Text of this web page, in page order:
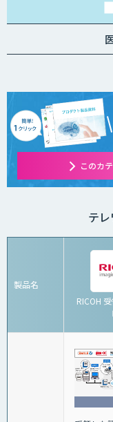
このカ
テ
製品名
RICOH